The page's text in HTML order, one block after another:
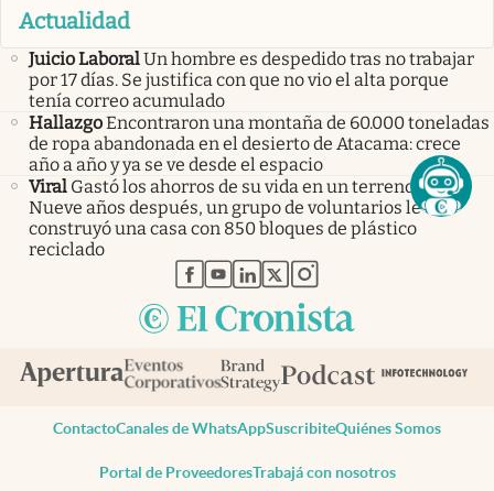
Actualidad
Juicio LaboralUn hombre es despedido tras no trabajar
por 17 días. Se justifica con que no vio el alta porque
tenía correo acumulado
HallazgoEncontraron una montaña de 60.000 toneladas
de ropa abandonada en el desierto de Atacama: crece
año a año y ya se ve desde el espacio
Viral Gastó los ahorros de su vida en un terreno vacío.
Nueve años después, un grupo de voluntarios le
construyó una casa con 850 bloques de plástico
reciclado
abre en nueva pestaña
abre en nueva pestaña
abre en nueva pestaña
abre en nueva pestaña
abre en nueva pestaña
ContactoCanales de WhatsAppSuscribiteQuiénes Somos
Portal de ProveedoresTrabajá con nosotros